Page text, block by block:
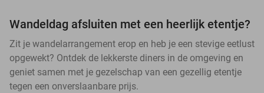
Wandeldag afsluiten met een heerlijk etentje?
Zit je wandelarrangement erop en heb je een stevige eetlust
opgewekt? Ontdek de lekkerste diners in de omgeving en
geniet samen met je gezelschap van een gezellig etentje
tegen een onverslaanbare prijs.